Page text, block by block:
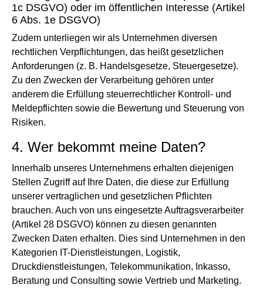
1c DSGVO) oder im öffentlichen Interesse (Artikel
6 Abs. 1e DSGVO)
Zudem unterliegen wir als Unternehmen diversen
rechtlichen Verpflichtungen, das heißt gesetzlichen
Anforderungen (z. B. Handelsgesetze, Steuergesetze).
Zu den Zwecken der Verarbeitung gehören unter
anderem die Erfüllung steuerrechtlicher Kontroll- und
Meldepflichten sowie die Bewertung und Steuerung von
Risiken.
4. Wer bekommt meine Daten?
Innerhalb unseres Unternehmens erhalten diejenigen
Stellen Zugriff auf Ihre Daten, die diese zur Erfüllung
unserer vertraglichen und gesetzlichen Pflichten
brauchen. Auch von uns eingesetzte Auftragsverarbeiter
(Artikel 28 DSGVO) können zu diesen genannten
Zwecken Daten erhalten. Dies sind Unternehmen in den
Kategorien IT-Dienstleistungen, Logistik,
Druckdienstleistungen, Telekommunikation, Inkasso,
Beratung und Consulting sowie Vertrieb und Marketing.